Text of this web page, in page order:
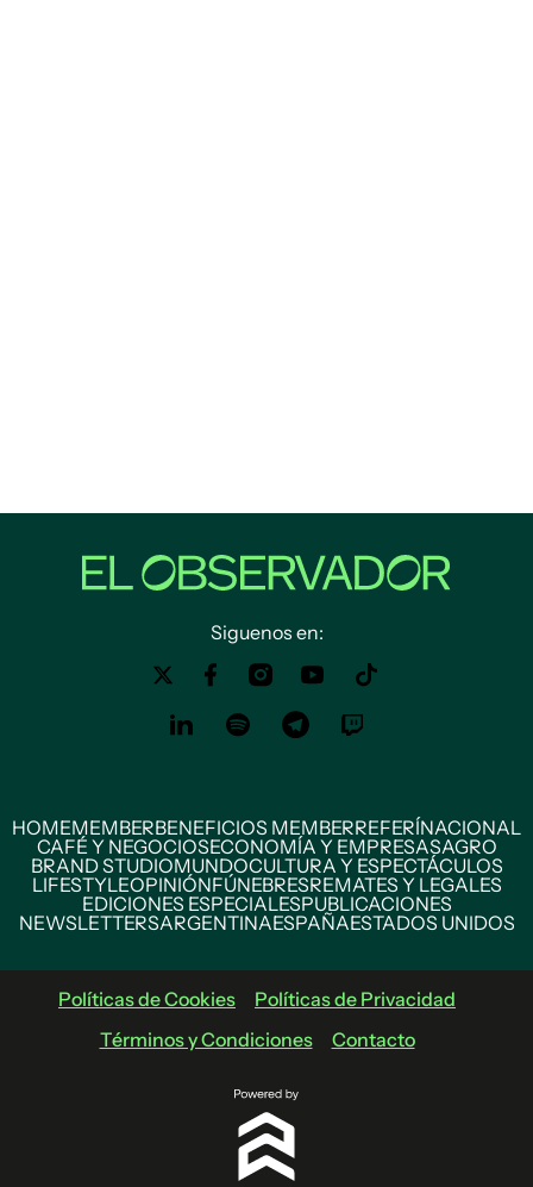
Siguenos en:
HOMEMEMBERBENEFICIOS MEMBERREFERÍNACIONAL
CAFÉ Y NEGOCIOSECONOMÍA Y EMPRESASAGRO
BRAND STUDIOMUNDOCULTURA Y ESPECTÁCULOS
LIFESTYLEOPINIÓNFÚNEBRESREMATES Y LEGALES
EDICIONES ESPECIALESPUBLICACIONES
NEWSLETTERSARGENTINAESPAÑAESTADOS UNIDOS
Políticas de Cookies
Políticas de Privacidad
Términos y Condiciones
Contacto